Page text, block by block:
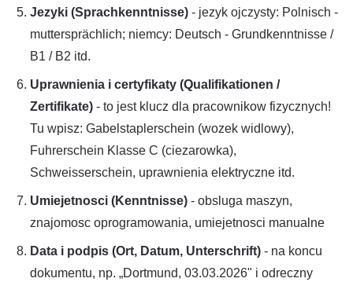
Jezyki (Sprachkenntnisse)- jezyk ojczysty: Polnisch -
muttersprächlich; niemcy: Deutsch - Grundkenntnisse /
B1 / B2 itd.
Uprawnienia i certyfikaty (Qualifikationen /
Zertifikate)- to jest klucz dla pracownikow fizycznych!
Tu wpisz: Gabelstaplerschein (wozek widlowy),
Fuhrerschein Klasse C (ciezarowka),
Schweisserschein, uprawnienia elektryczne itd.
Umiejetnosci (Kenntnisse)- obsluga maszyn,
znajomosc oprogramowania, umiejetnosci manualne
Data i podpis (Ort, Datum, Unterschrift)- na koncu
dokumentu, np. „Dortmund, 03.03.2026" i odreczny